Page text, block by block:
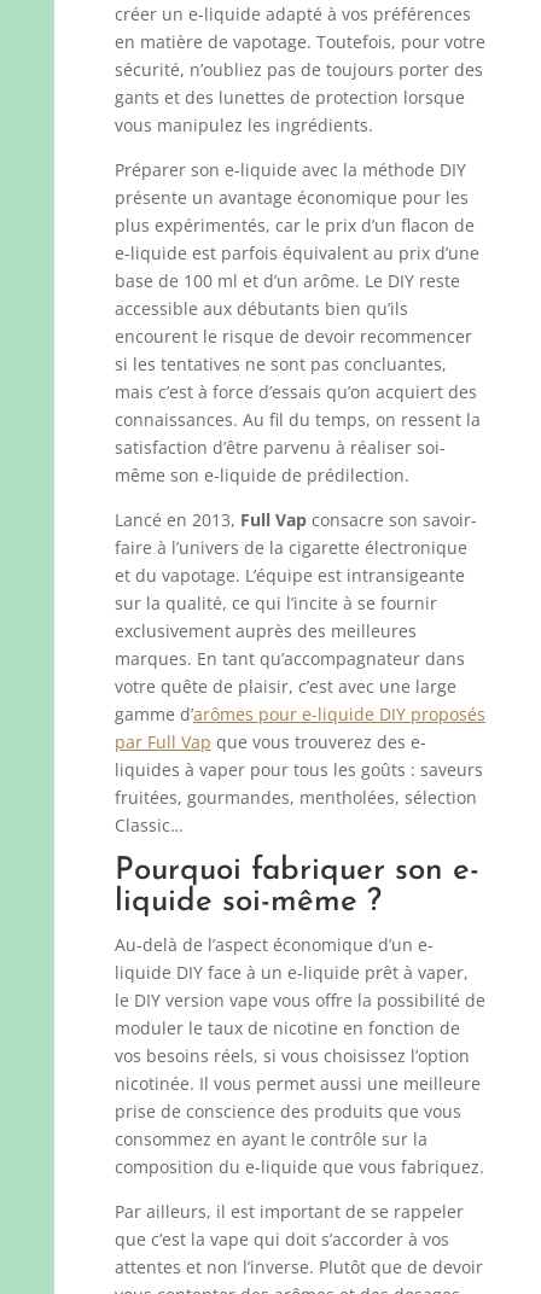
créer un e-liquide adapté à vos préférences
en matière de vapotage. Toutefois, pour votre
sécurité, n’oubliez pas de toujours porter des
gants et des lunettes de protection lorsque
vous manipulez les ingrédients.
Préparer son e-liquide avec la méthode DIY
présente un avantage économique pour les
plus expérimentés, car le prix d’un flacon de
e-liquide est parfois équivalent au prix d’une
base de 100 ml et d’un arôme. Le DIY reste
accessible aux débutants bien qu’ils
encourent le risque de devoir recommencer
si les tentatives ne sont pas concluantes,
mais c’est à force d’essais qu’on acquiert des
connaissances. Au fil du temps, on ressent la
satisfaction d’être parvenu à réaliser soi-
même son e-liquide de prédilection.
Lancé en 2013, Full Vapconsacre son savoir-
faire à l’univers de la cigarette électronique
et du vapotage. L’équipe est intransigeante
sur la qualité, ce qui l’incite à se fournir
exclusivement auprès des meilleures
marques. En tant qu’accompagnateur dans
votre quête de plaisir, c’est avec une large
gamme d’arômes pour e-liquide DIY proposés
par Full Vap que vous trouverez des e-
liquides à vaper pour tous les goûts : saveurs
fruitées, gourmandes, mentholées, sélection
Classic…
Pourquoi fabriquer son e-
liquide soi-même ?
Au-delà de l’aspect économique d’un e-
liquide DIY face à un e-liquide prêt à vaper,
le DIY version vape vous offre la possibilité de
moduler le taux de nicotine en fonction de
vos besoins réels, si vous choisissez l’option
nicotinée. Il vous permet aussi une meilleure
prise de conscience des produits que vous
consommez en ayant le contrôle sur la
composition du e-liquide que vous fabriquez.
Par ailleurs, il est important de se rappeler
que c’est la vape qui doit s’accorder à vos
attentes et non l’inverse. Plutôt que de devoir